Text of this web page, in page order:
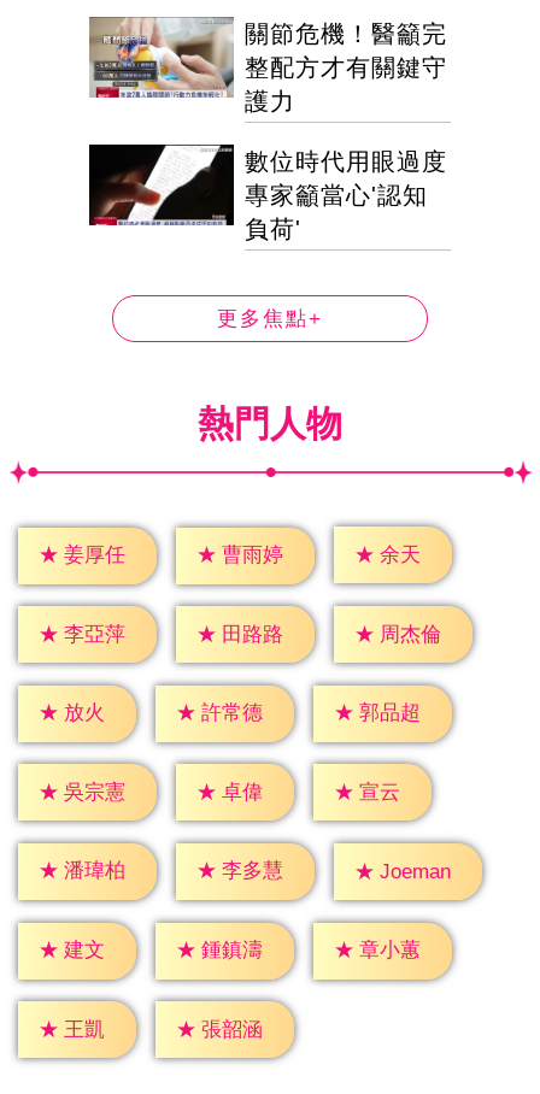
關節危機！醫籲完
整配方才有關鍵守
護力
數位時代用眼過度
專家籲當心'認知
負荷'
更多焦點+
熱門人物
★ 姜厚任 ★ 曹雨婷 ★ 余天
★ 李亞萍 ★ 田路路 ★ 周杰倫
★ 放火 ★ 許常德 ★ 郭品超
★ 吳宗憲 ★ 卓偉 ★ 宣云
★ 潘瑋柏 ★ 李多慧 ★ Joeman
★ 建文 ★ 鍾鎮濤 ★ 章小蕙
★ 王凱 ★ 張韶涵